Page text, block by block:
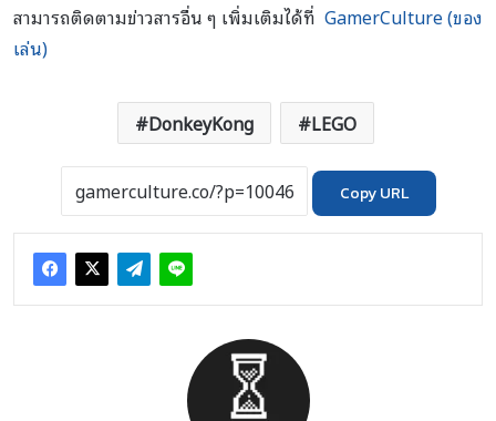
สามารถติดตามข่าวสารอื่น ๆ เพิ่มเติมได้ที่ GamerCulture (ของ
เล่น)
DonkeyKong LEGO
Copy URL